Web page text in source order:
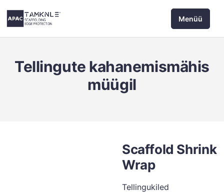
sisukord
Menüü
Tellingute kahanemismähis
müügil
Scaffold Shrink
Wrap
Tellingukiled